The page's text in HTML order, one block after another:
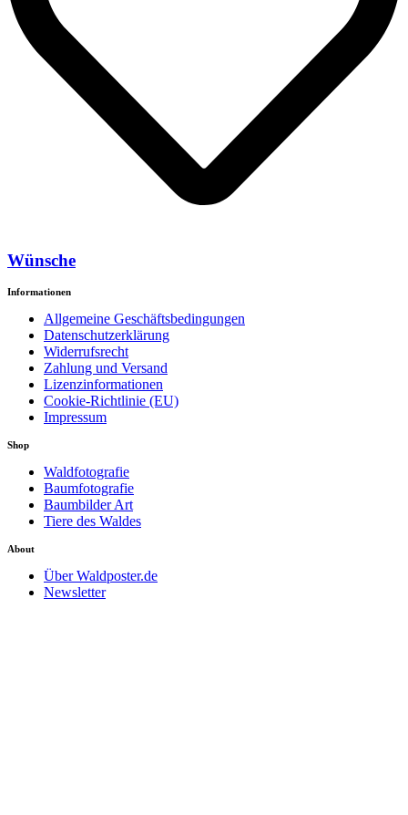
Wünsche
Informationen
Allgemeine Geschäftsbedingungen
Datenschutzerklärung
Widerrufsrecht
Zahlung und Versand
Lizenzinformationen
Cookie-Richtlinie (EU)
Impressum
Shop
Waldfotografie
Baumfotografie
Baumbilder Art
Tiere des Waldes
About
Über Waldposter.de
Newsletter